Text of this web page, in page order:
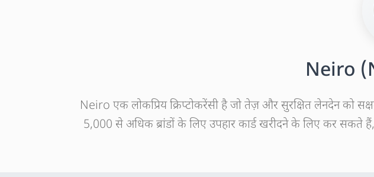
Neiro
Neiro एक लोकप्रिय क्रिप्टोकरेंसी है जो तेज़ और सुरक्षित लेनदेन को
5,000 से अधिक ब्रांडों के लिए उपहार कार्ड खरीदने के लिए कर सकते हैं,